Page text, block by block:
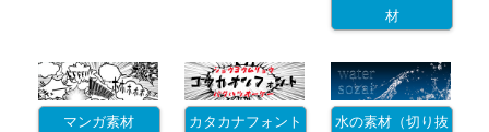
材
マンガ素材
カタカナフォント
水の素材（切り抜